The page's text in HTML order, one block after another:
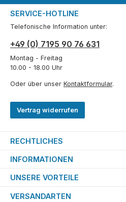
SERVICE-HOTLINE
Telefonische Information unter:
+49 (0) 7195 90 76 631
Montag - Freitag
10.00 - 18.00 Uhr
Oder über unser Kontaktformular.
Vertrag widerrufen
RECHTLICHES
INFORMATIONEN
UNSERE VORTEILE
VERSANDARTEN